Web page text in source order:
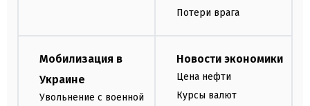
Потери врага
Мобилизация в
Украине
Увольнение с военной
Новости экономики
Цена нефти
Курсы валют